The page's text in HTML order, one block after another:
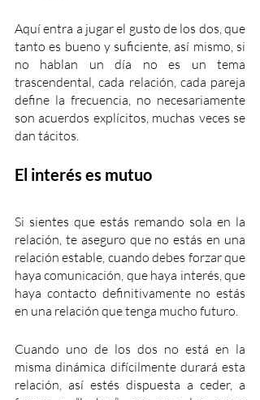
Aquí entra a jugar el gusto de los dos, que
tanto es bueno y suficiente, así mismo, si
no hablan un día no es un tema
trascendental, cada relación, cada pareja
define la frecuencia, no necesariamente
son acuerdos explícitos, muchas veces se
dan tácitos.
El interés es mutuo
Si sientes que estás remando sola en la
relación, te aseguro que no estás en una
relación estable, cuando debes forzar que
haya comunicación, que haya interés, que
haya contacto definitivamente no estás
en una relación que tenga mucho futuro.
Cuando uno de los dos no está en la
misma dinámica difícilmente durará esta
relación, así estés dispuesta a ceder, a